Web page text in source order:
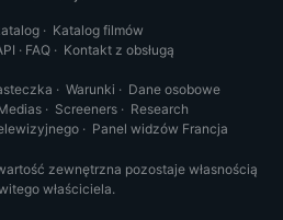
· Katalog filmów
· FAQ· Kontakt z obsługą
· Warunki · Dane osobowe
· Screeners· Research
· Panel widzów Francja
zewnętrzna pozostaje własnością
właściciela.